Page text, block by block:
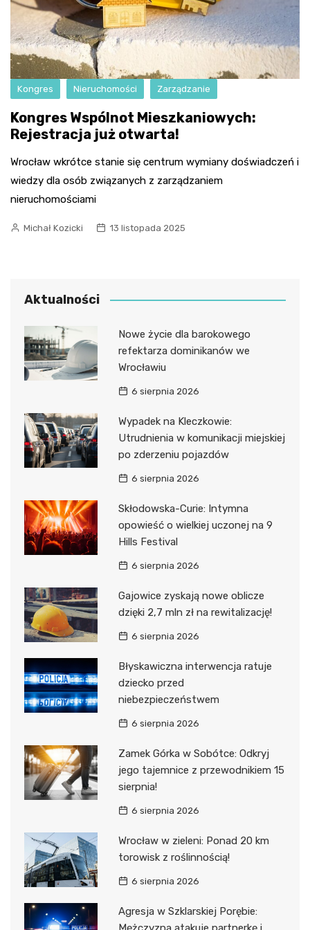
Kongres Nieruchomości Zarządzanie
Kongres Wspólnot Mieszkaniowych:
Rejestracja już otwarta!
Wrocław wkrótce stanie się centrum wymiany doświadczeń i
wiedzy dla osób związanych z zarządzaniem
nieruchomościami
Michał Kozicki 13 listopada 2025
Aktualności
Nowe życie dla barokowego
refektarza dominikanów we
Wrocławiu
6 sierpnia 2026
Wypadek na Kleczkowie:
Utrudnienia w komunikacji miejskiej
po zderzeniu pojazdów
6 sierpnia 2026
Skłodowska-Curie: Intymna
opowieść o wielkiej uczonej na 9
Hills Festival
6 sierpnia 2026
Gajowice zyskają nowe oblicze
dzięki 2,7 mln zł na rewitalizację!
6 sierpnia 2026
Błyskawiczna interwencja ratuje
dziecko przed
niebezpieczeństwem
6 sierpnia 2026
Zamek Górka w Sobótce: Odkryj
jego tajemnice z przewodnikiem 15
sierpnia!
6 sierpnia 2026
Wrocław w zieleni: Ponad 20 km
torowisk z roślinnością!
6 sierpnia 2026
Agresja w Szklarskiej Porębie: